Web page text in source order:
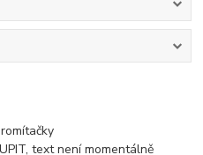
text není momentálně